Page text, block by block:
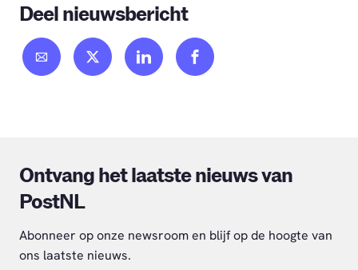
Deel nieuwsbericht
Ontvang het laatste nieuws van
PostNL
Abonneer op onze newsroom en blijf op de hoogte van
ons laatste nieuws.